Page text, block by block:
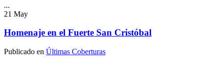
...
21 May
Homenaje en el Fuerte San Cristóbal
Publicado en Últimas Coberturas